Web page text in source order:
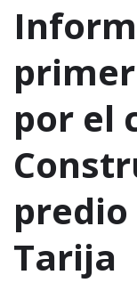
por el
predio
Tarija